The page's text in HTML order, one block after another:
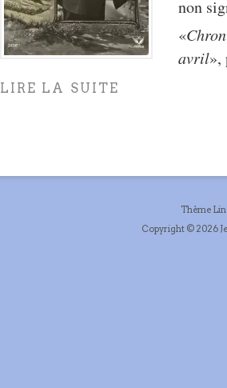
non
«
avril»,
LIRE LA SUITE
Thème
Copyright © 2026